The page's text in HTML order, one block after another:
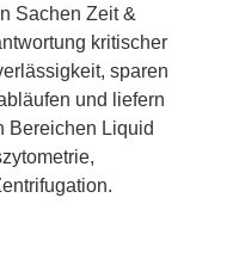
Sachen Zeit &
kritischer
sparen
und liefern
Bereichen Liquid